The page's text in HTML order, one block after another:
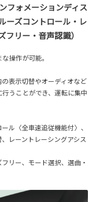
フォメーションディス
ーズコントロール・レ
リー・音声認識）
操作が可能。
表示切替やオーディオなど
うことができ、運転に集中
ル〈全車速追従機能付〉、
レーントレーシングアシス
リー、モード選択、選曲・